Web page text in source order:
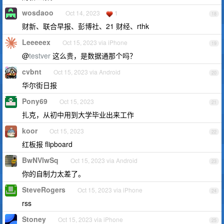
18
wosdaoo Oct 14, 2023 1
财新、联合早报、彭博社、21 财经、rthk
19
Leeeeex Oct 15, 2023 via iPhone
@testver 这么贵，是数据通那个吗？
20
cvbnt Oct 15, 2023 via Android
华尔街日报
21
Pony69 Oct 15, 2023
扎克，从初中用到大学毕业出来工作
22
koor Oct 15, 2023
红板报 flipboard
23
BwNVlwSq Oct 15, 2023 via Android
你的自制力太差了。
24
SteveRogers Oct 15, 2023 via iPhone
rss
25
Stoney Oct 15, 2023 via iPhone